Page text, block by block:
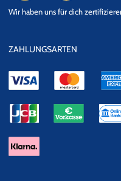
Datensicherheit
Wir haben uns für dich
ZAHLUNGSARTEN